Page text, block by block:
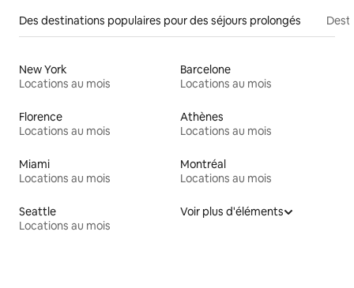
Des destinations populaires pour des séjours prolongés
New York
Locations au mois
Barcelone
Locations au mois
Florence
Locations au mois
Athènes
Locations au mois
Miami
Locations au mois
Montréal
Locations au mois
Seattle
Locations au mois
Voir plus d'éléments